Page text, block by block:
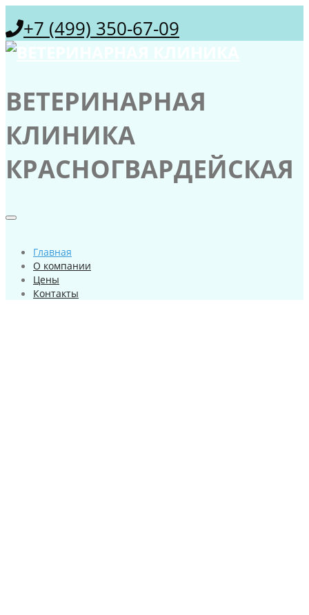
+7 (499) 350-67-09
ВЕТЕРИНАРНАЯ
КЛИНИКА
КРАСНОГВАРДЕЙСКАЯ
Главная
О компании
Цены
Контакты